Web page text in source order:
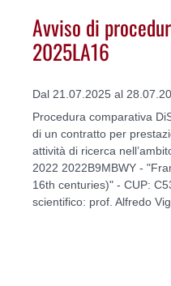
Avviso di
2025LA16
Dal 21.07.2025 al
Procedura comparativa
di un contratto per
attività di ricerca
2022 2022B9MBWY -
16th centuries)" - CUP:
scientifico: prof. Alfredo